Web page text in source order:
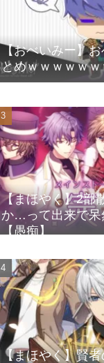
【おべいみー】
とめｗｗｗｗｗ
【まほやく】2部
か…って出来で呆
【愚痴】
【まほやく】賢